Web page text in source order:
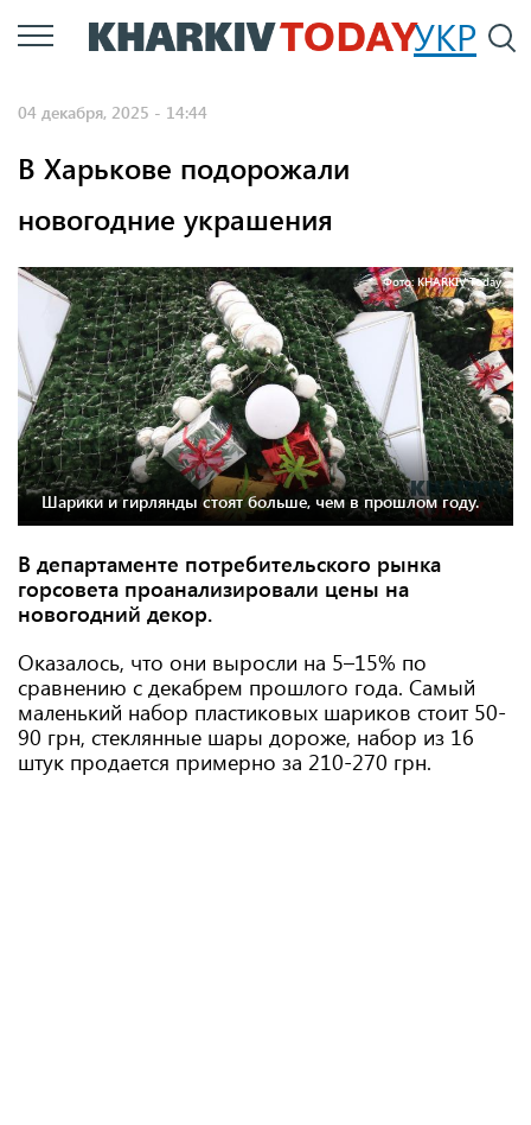
Перейти
к
УКР
04 декабря, 2025 - 14:44
В Харькове подорожали
новогодние украшения
Фото: KHARKIV Today
Шарики и гирлянды стоят больше, чем в прошлом году.
В департаменте потребительского рынка
горсовета проанализировали цены на
новогодний декор.
Оказалось, что они выросли на 5–15% по
сравнению с декабрем прошлого года. Самый
маленький набор пластиковых шариков стоит 50-
90 грн, стеклянные шары дороже, набор из 16
штук продается примерно за 210-270 грн.